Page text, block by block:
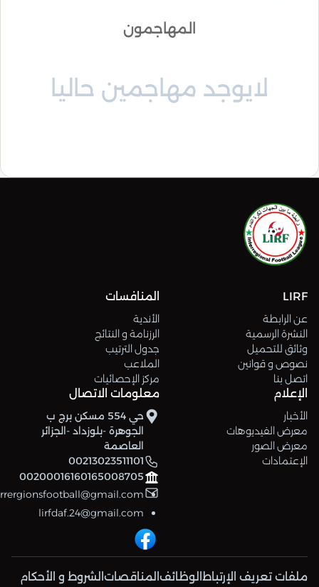
المهاجمون
لايوجد مهاجمين حاليا
LIRF
عن الرابطة
النشرة الرسمية
وثائق للتحميل
نصوص و قوانين
اتصل بنا
المنافسات
الأندية
الرزنامة و النتائج
جدول الترتيب
الملاعب
مركز الإحصائيات
الإعلام
الأخبار
معرض الفيديوهات
معرض الصور
الإعتمادات
معلومات الاتصال
حي 554 مسكن برج ب
الجوهرة -بلوزداد -الجزائر
العاصمة
00213023511101
00200016160165008705
lirfdaf.24@gmail.com
ملفات تعريف الإرتباط الوظائف المناقصات الشروط و الأحكام